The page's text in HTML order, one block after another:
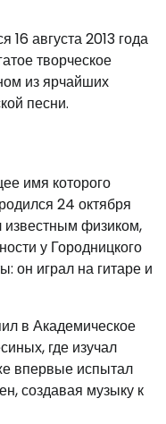
16 августа 2013 года
творческое
из ярчайших
песни.
имя которого
24 октября
известным физиком,
у Городницкого
он играл на гитаре и
в Академическое
где изучал
впервые испытал
создавая музыку к